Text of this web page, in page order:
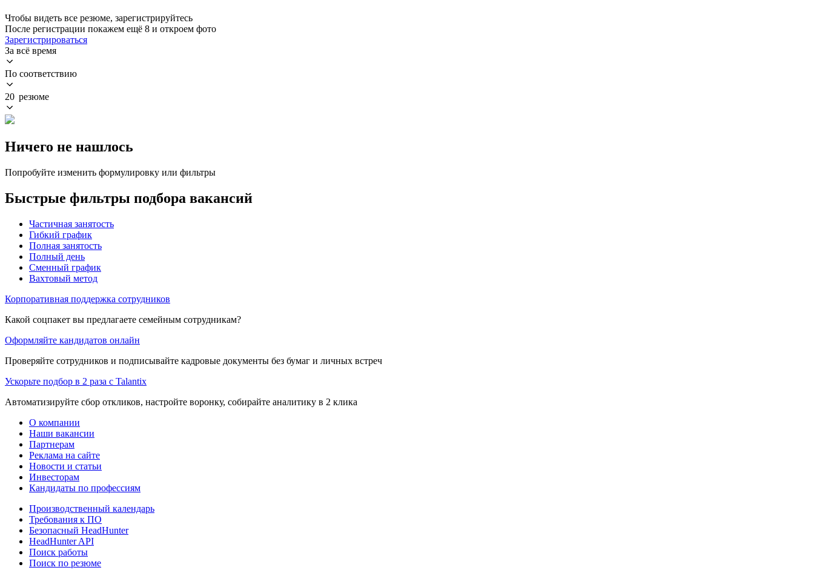
Чтобы видеть все резюме, зарегистрируйтесь
После регистрации покажем ещё 8 и откроем фото
Зарегистрироваться
За всё время
По соответствию
20 резюме
Ничего не нашлось
Попробуйте изменить формулировку или фильтры
Быстрые фильтры подбора вакансий
Частичная занятость
Гибкий график
Полная занятость
Полный день
Сменный график
Вахтовый метод
Корпоративная поддержка сотрудников
Какой соцпакет вы предлагаете семейным сотрудникам?
Оформляйте кандидатов онлайн
Проверяйте сотрудников и подписывайте кадровые документы без бумаг и личных встреч
Ускорьте подбор в 2 раза с Talantix
Автоматизируйте сбор откликов, настройте воронку, собирайте аналитику в 2 клика
О компании
Наши вакансии
Партнерам
Реклама на сайте
Новости и статьи
Инвесторам
Кандидаты по профессиям
Производственный календарь
Требования к ПО
Безопасный HeadHunter
HeadHunter API
Поиск работы
Поиск по резюме